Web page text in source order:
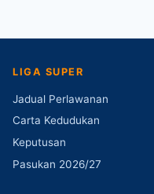
LIGA SUPER
Jadual Perlawanan
Carta Kedudukan
Keputusan
Pasukan 2026/27